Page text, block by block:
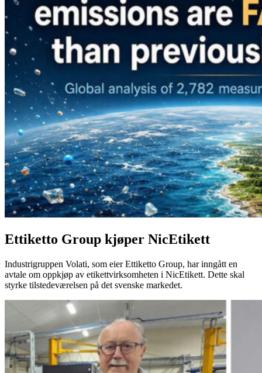
Ettiketto Group kjøper NicEtikett
Industrigruppen Volati, som eier Ettiketto Group, har inngått en
avtale om oppkjøp av etikettvirksomheten i NicEtikett. Dette skal
styrke tilstedeværelsen på det svenske markedet.